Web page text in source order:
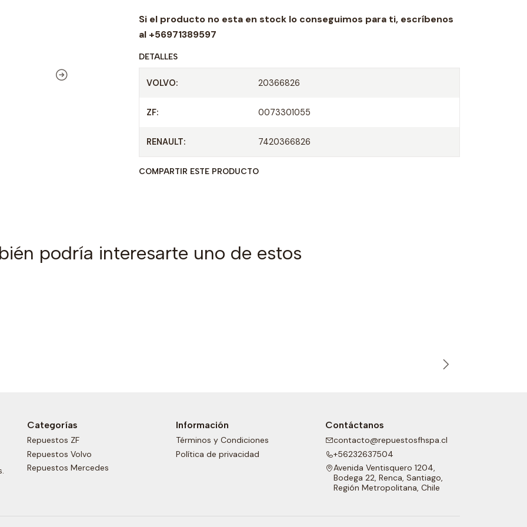
d
Si el producto no esta en stock lo conseguimos para ti, escríbenos
al +56971389597
DETALLES
VOLVO: 20366826
ZF: 0073301055
RENAULT: 7420366826
COMPARTIR ESTE PRODUCTO
podría interesarte uno de estos
Categorías
Repuestos ZF
Repuestos Volvo
Repuestos Mercedes
Información
Términos y Condiciones
Política de privacidad
Contáctanos
contacto@repuestosfhspa.cl
+56232637504
Avenida Ventisquero 1204,
Bodega 22, Renca, Santiago,
Región Metropolitana, Chile